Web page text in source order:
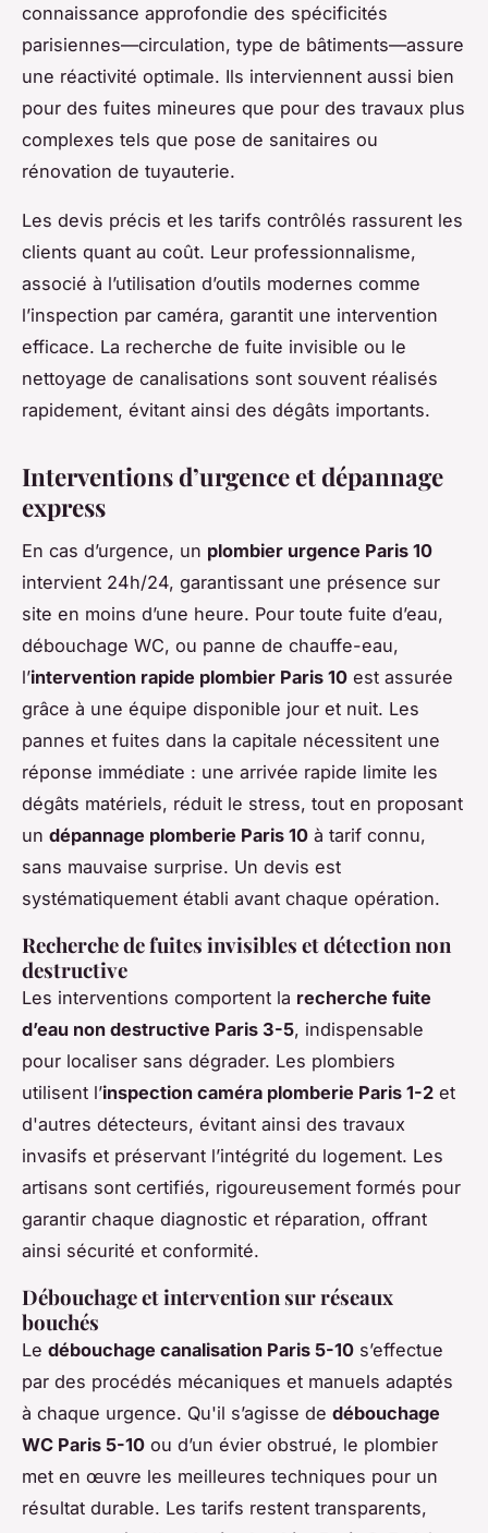
connaissance approfondie des spécificités
parisiennes—circulation, type de bâtiments—assure
une réactivité optimale. Ils interviennent aussi bien
pour des fuites mineures que pour des travaux plus
complexes tels que pose de sanitaires ou
rénovation de tuyauterie.
Les devis précis et les tarifs contrôlés rassurent les
clients quant au coût. Leur professionnalisme,
associé à l’utilisation d’outils modernes comme
l’inspection par caméra, garantit une intervention
efficace. La recherche de fuite invisible ou le
nettoyage de canalisations sont souvent réalisés
rapidement, évitant ainsi des dégâts importants.
Interventions d’urgence et dépannage
express
En cas d’urgence, un plombier urgence Paris 10
intervient 24h/24, garantissant une présence sur
site en moins d’une heure. Pour toute fuite d’eau,
débouchage WC, ou panne de chauffe-eau,
l’intervention rapide plombier Paris 10 est assurée
grâce à une équipe disponible jour et nuit. Les
pannes et fuites dans la capitale nécessitent une
réponse immédiate : une arrivée rapide limite les
dégâts matériels, réduit le stress, tout en proposant
un dépannage plomberie Paris 10 à tarif connu,
sans mauvaise surprise. Un devis est
systématiquement établi avant chaque opération.
Recherche de fuites invisibles et détection non
destructive
Les interventions comportent la recherche fuite
d’eau non destructive Paris 3-5, indispensable
pour localiser sans dégrader. Les plombiers
utilisent l’inspection caméra plomberie Paris 1-2 et
d'autres détecteurs, évitant ainsi des travaux
invasifs et préservant l’intégrité du logement. Les
artisans sont certifiés, rigoureusement formés pour
garantir chaque diagnostic et réparation, offrant
ainsi sécurité et conformité.
Débouchage et intervention sur réseaux
bouchés
Le débouchage canalisation Paris 5-10 s’effectue
par des procédés mécaniques et manuels adaptés
à chaque urgence. Qu'il s’agisse de débouchage
WC Paris 5-10 ou d’un évier obstrué, le plombier
met en œuvre les meilleures techniques pour un
résultat durable. Les tarifs restent transparents,